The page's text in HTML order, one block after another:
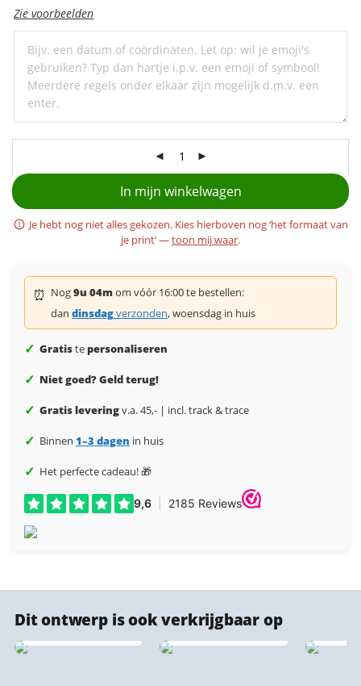
met
een
ondertitel
Zie voorbeelden
In mijn winkelwagen
Je hebt nog niet alles gekozen. Kies hierboven nog ‘het formaat van
je print’ —toon mij waar.
⏰ Nog9u 04mom vóór 16:00 te bestellen:
dan dinsdagverzonden, woensdag in huis
✓ Gratistepersonaliseren
✓ Niet goed? Geld terug!
✓ Gratis leveringv.a. 45,- | incl. track & trace
✓ Binnen 1–3 dagen in huis
✓ Het perfecte cadeau! 🎁
Dit ontwerp is ook verkrijgbaar op
stadsprint
PET Vilt Stadsprint 🔇